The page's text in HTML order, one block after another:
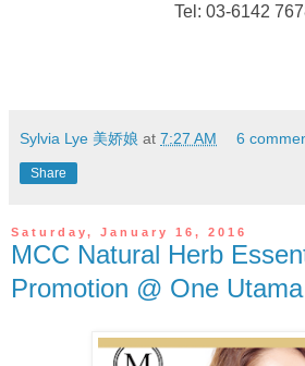
Tel: 03-6142
Sylvia Lye 美娇娘 at 7:27 AM 6
Share
Saturday, January 16, 2016
MCC Natural Herb
Promotion @ One